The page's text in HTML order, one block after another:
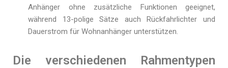
Anhänger ohne zusätzliche Funktionen geeignet,
während 13-polige Sätze auch Rückfahrlichter und
Dauerstrom für Wohnanhänger unterstützen.
Die verschiedenen Rahmentypen